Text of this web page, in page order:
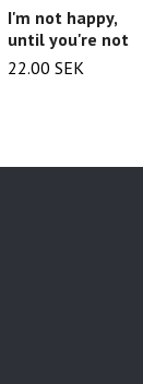
I'm not happy,
until you're not
22.00 SEK